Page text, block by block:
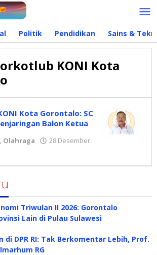
Politik Pendidikan Sains &
KONI Kota
Kota Gorontalo: SC
Balon Ketua
, Olahraga
28 Desember
Triwulan II 2026: Gorontalo
Lain di Pulau Sulawesi
di DPR RI: Tak Berkomentar Lebih, Prof.
RG